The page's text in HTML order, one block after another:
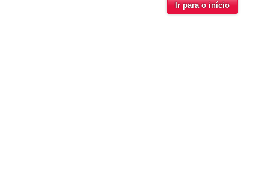
Ir para o início